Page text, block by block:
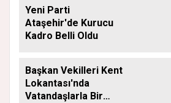
Yeni Parti
Ataşehir'de Kurucu
Kadro Belli Oldu
Başkan Vekilleri Kent
Lokantası'nda
Vatandaşlarla Bir